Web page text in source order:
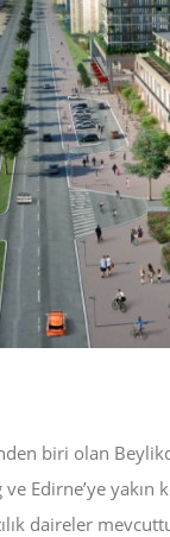
biri olan
Edirne’ye
daireler